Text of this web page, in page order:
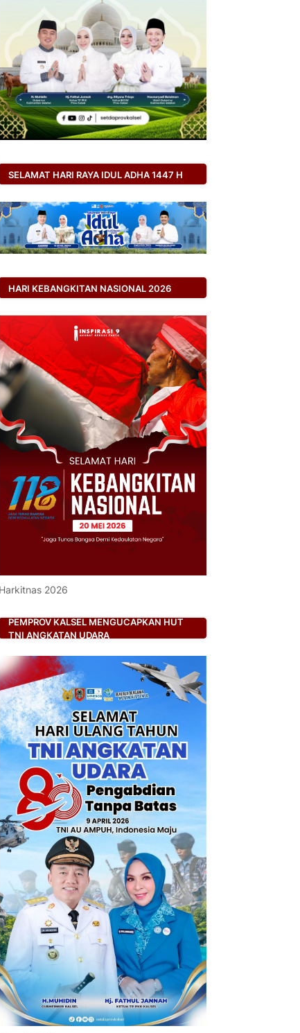
SELAMAT HARI RAYA IDUL ADHA 1447 H
HARI KEBANGKITAN NASIONAL 2026
Harkitnas 2026
PEMPROV KALSEL MENGUCAPKAN HUT
TNI ANGKATAN UDARA